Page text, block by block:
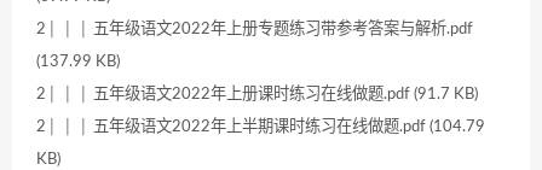
2│ │ │ 五年级语文2022年上册专题练习带参考答案与解析.pdf
(137.99 KB)
2│ │ │ 五年级语文2022年上册课时练习在线做题.pdf (91.7 KB)
2│ │ │ 五年级语文2022年上半期课时练习在线做题.pdf (104.79
KB)